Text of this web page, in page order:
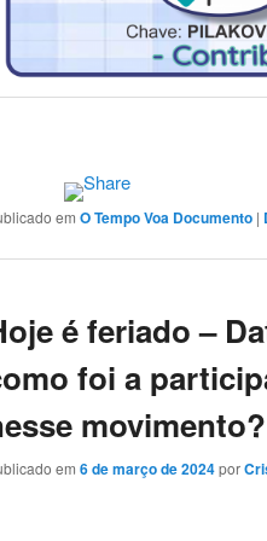
em O Tempo Voa Documento |
é feriado –
foi a
movimento?
em 6 de março de 2024por